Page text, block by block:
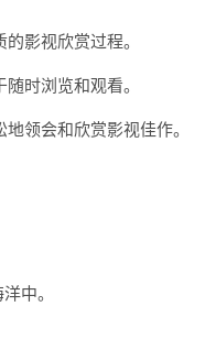
影视欣赏过程。
时浏览和观看。
领会和欣赏影视佳作。
中。